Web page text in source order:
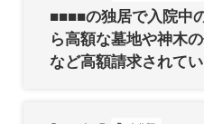
■■■■の独居で入院中
ら高額な墓地や神木
など高額請求されて